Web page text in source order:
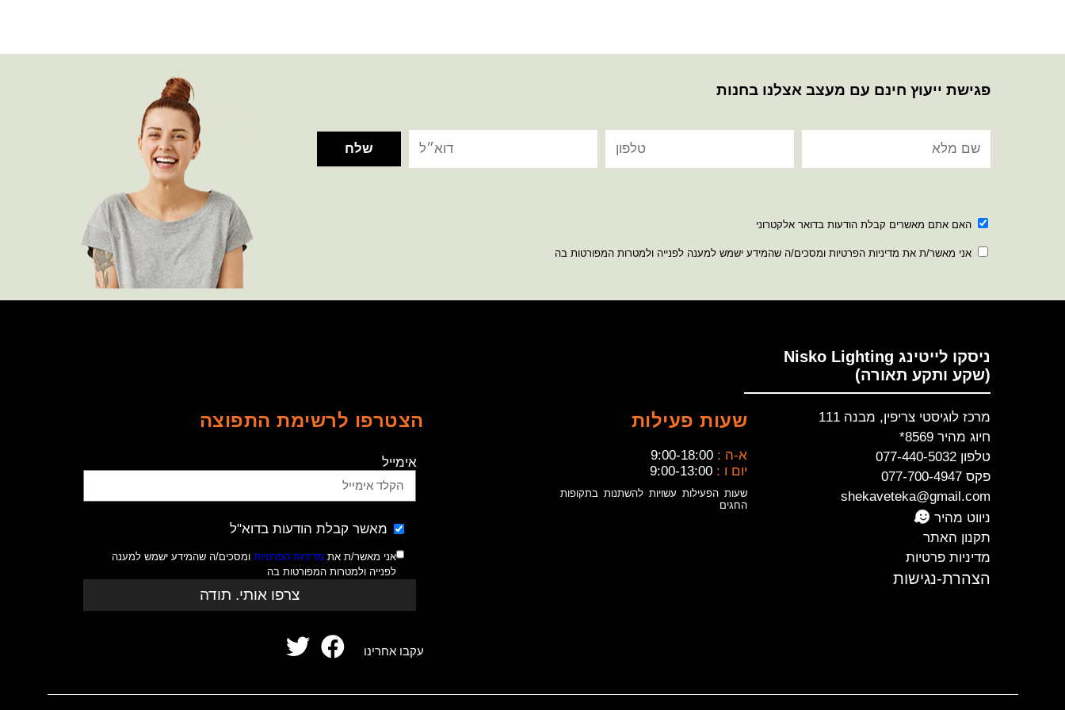
פגישת ייעוץ חינם עם מעצב אצלנו בחנות
האם אתם מאשרים קבלת הודעות בדואר אלקטרוני
אני מאשר/ת את מדיניות הפרטיות ומסכים/ה שהמידע ישמש למענה לפנייה ולמטרות המפורטות בה
ניסקו לייטינג Nisko Lighting
(שקע ותקע תאורה)
מרכז לוגיסטי צריפין, מבנה 111
חיוג מהיר 8569*
טלפון 077-440-5032
פקס 077-700-4947
shekaveteka@gmail.com
ניווט מהיר
תקנון האתר
מדיניות פרטיות
הצהרת-נגישות
שעות פעילות
א-ה : 9:00-18:00
יום ו : 9:00-13:00
שעות הפעילות עשויות להשתנות בתקופות
החגים
הצטרפו לרשימת התפוצה
אימייל
מאשר קבלת הודעות בדוא"ל
אני מאשר/ת את מדיניות הפרטיותומסכים/ה שהמידע ישמש למענה
לפנייה ולמטרות המפורטות בה
צרפו אותי. תודה
עקבו אחרינו